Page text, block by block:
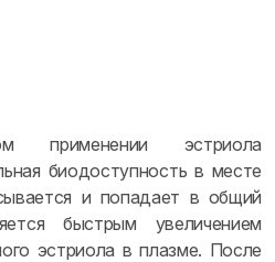
применении эстриола
биодоступность в месте
и попадает в общий
быстрым увеличением
эстриола в плазме. После